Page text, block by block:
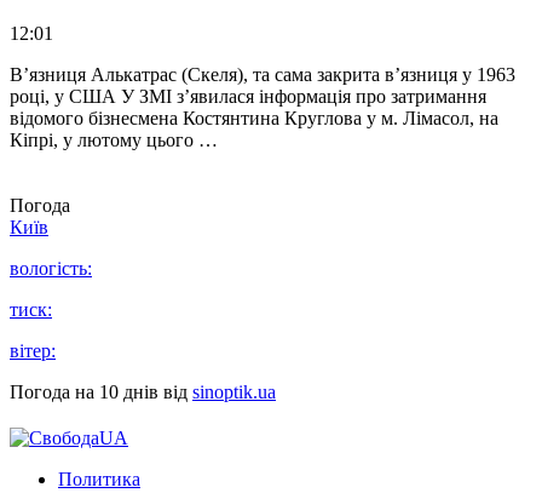
12:01
В’язниця Алькатрас (Скеля), та сама закрита в’язниця у 1963
році, у США У ЗМІ з’явилася інформація про затримання
відомого бізнесмена Костянтина Круглова у м. Лімасол, на
Кіпрі, у лютому цього …
Погода
Київ
вологість:
тиск:
вітер:
Погода на 10 днів від sinoptik.ua
Политика